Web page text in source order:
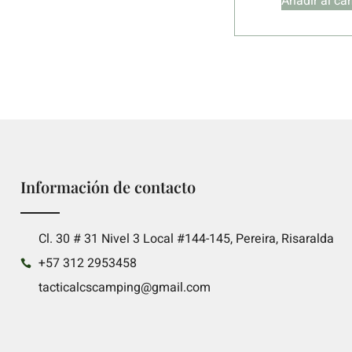
Información de contacto
Cl. 30 # 31 Nivel 3 Local #144-145, Pereira, Risaralda
+57 312 2953458
tacticalcscamping@gmail.com